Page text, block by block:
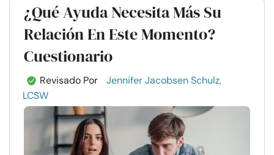
¿Qué Ayuda Necesita Más Su
Relación En Este Momento?
Cuestionario
Revisado Por
Jennifer Jacobsen Schulz,
LCSW